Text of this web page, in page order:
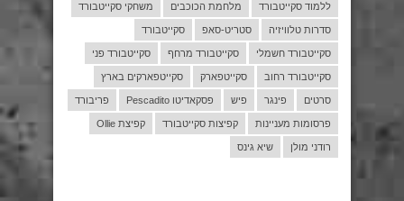
ללמוד סקייטבורד מלחמת הכוכבים משחקי סקייטבורד
סדרות טלוויזיה סטריט-סאפ סקייטבורד
סקייטבורד חשמלי סקייטבורד מרחף סקייטבורד פני
סקייטבורד רחוב סקייטפארק סקייטפארקים בארץ
סרטים פינגר פיש פסקאדיטו Pescadito פריבורד
פרסומות מעניינות קפיצות סקייטבורד קפיצת Ollie
רודני מולן שיא גינס